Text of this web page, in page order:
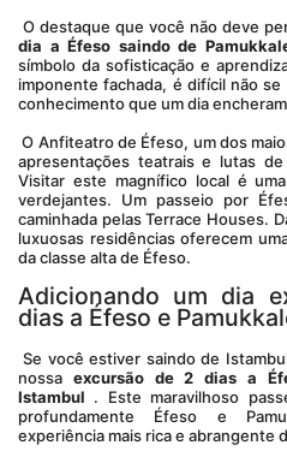
O destaque que você não deve
dia a Éfeso saindo de
símbolo da sofisticação e
imponente fachada, é difícil não
conhecimento que um dia
O Anfiteatro de Éfeso, um dos maiores do gênero, carrega ecos de
apresentações teatrais e lutas
Visitar este magnífico local é
verdejantes. Um passeio por
caminhada pelas Terrace Houses.
luxuosas residências oferecem
da classe alta de Éfeso.
Adicionando um dia
dias a Éfeso e
Se você estiver saindo de Istambul e tiver mais tempo, considere
nossa excursão de 2 dias a
Istambul . Este maravilhoso
profundamente Éfeso e
experiência mais rica e abrangente